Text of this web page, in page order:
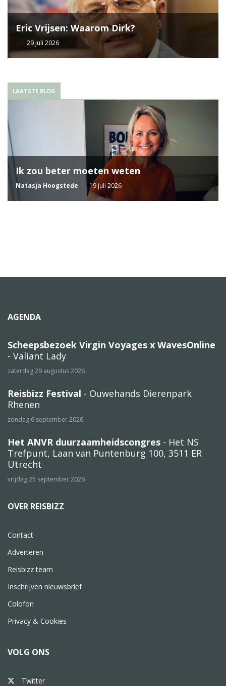
Eric Vrijsen: Waarom Dirk?
29 juli 2026
LAATSTE BLOG
Ik zou beter moeten weten
Natasja Hoogstede 19 juli 2026
AGENDA
Scheepsbezoek Virgin Voyages x WavesOnline
- Valiant Lady
zaterdag 29 augustus 2026
Reisbizz Festival - Ouwehands Dierenpark
Rhenen
zondag 6 september 2026
Het ANVR duurzaamheidscongres - Het NS
Trefpunt, Laan van Puntenburg 100, 3511 ER
Utrecht
vrijdag 25 september 2026
OVER REISBIZZ
Contact
Adverteren
Reisbizz team
Inschrijven nieuwsbrief
Colofon
Privacy & Cookies
VOLG ONS
Twitter